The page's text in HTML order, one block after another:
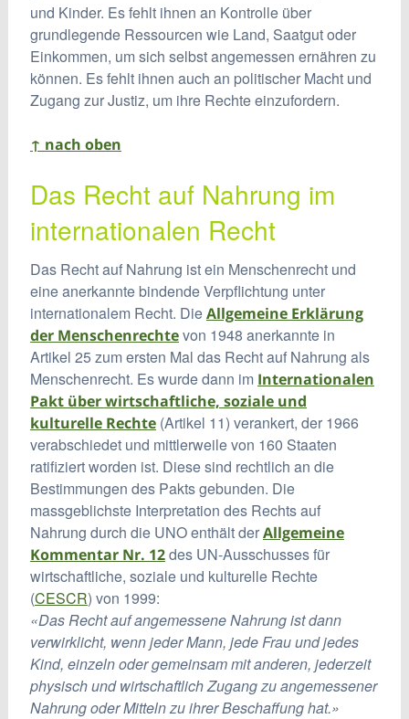
und Kinder. Es fehlt ihnen an Kontrolle über
grundlegende Ressourcen wie Land, Saatgut oder
Einkommen, um sich selbst angemessen ernähren zu
können. Es fehlt ihnen auch an politischer Macht und
Zugang zur Justiz, um ihre Rechte einzufordern.
↑ nach oben
Das Recht auf Nahrung im
internationalen Recht
Das Recht auf Nahrung ist ein Menschenrecht und
eine anerkannte bindende Verpflichtung unter
internationalem Recht. DieAllgemeine Erklärung
der Menschenrechtevon 1948 anerkannte in
Artikel 25 zum ersten Mal das Recht auf Nahrung als
Menschenrecht. Es wurde dann im Internationalen
Pakt über wirtschaftliche, soziale und
kulturelle Rechte(Artikel 11) verankert, der 1966
verabschiedet und mittlerweile von 160 Staaten
ratifiziert worden ist. Diese sind rechtlich an die
Bestimmungen des Pakts gebunden. Die
massgeblichste Interpretation des Rechts auf
Nahrung durch die UNO enthält derAllgemeine
Kommentar Nr. 12des UN-Ausschusses für
wirtschaftliche, soziale und kulturelle Rechte
(CESCR) von 1999:
«Das Recht auf angemessene Nahrung ist dann
verwirklicht, wenn jeder Mann, jede Frau und jedes
Kind, einzeln oder gemeinsam mit anderen, jederzeit
physisch und wirtschaftlich Zugang zu angemessener
Nahrung oder Mitteln zu ihrer Beschaffung hat.»